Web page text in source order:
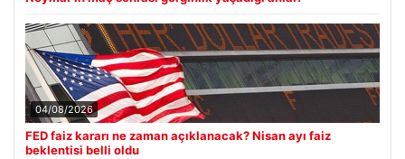
04/08/2026
FED faiz kararı ne zaman açıklanacak? Nisan ayı faiz
beklentisi belli oldu